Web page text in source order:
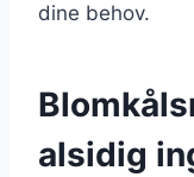
dine behov.
alsidig